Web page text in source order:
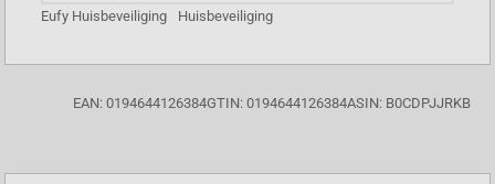
Eufy Huisbeveiliging Huisbeveiliging
EAN: 0194644126384GTIN: 0194644126384ASIN: B0CDPJJRKB